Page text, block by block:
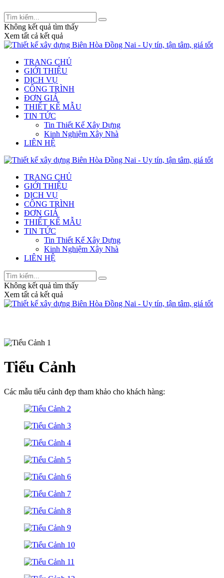
Không kết quả tìm thấy
Xem tất cả kết quả
TRANG CHỦ
GIỚI THIỆU
DỊCH VỤ
CÔNG TRÌNH
ĐƠN GIÁ
THIẾT KẾ MẪU
TIN TỨC
Tin Thiết Kế Xây Dựng
Kinh Nghiệm Xây Nhà
LIÊN HỆ
TRANG CHỦ
GIỚI THIỆU
DỊCH VỤ
CÔNG TRÌNH
ĐƠN GIÁ
THIẾT KẾ MẪU
TIN TỨC
Tin Thiết Kế Xây Dựng
Kinh Nghiệm Xây Nhà
LIÊN HỆ
Không kết quả tìm thấy
Xem tất cả kết quả
Tiểu Cảnh
Các mẫu tiểu cảnh đẹp tham khảo cho khách hàng: